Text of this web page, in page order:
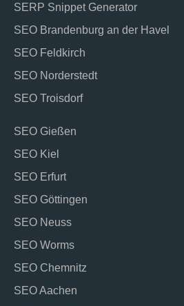
SERP Snippet Generator
SEO Brandenburg an der Havel
SEO Feldkirch
SEO Norderstedt
SEO Troisdorf
SEO Gießen
SEO Kiel
SEO Erfurt
SEO Göttingen
SEO Neuss
SEO Worms
SEO Chemnitz
SEO Aachen